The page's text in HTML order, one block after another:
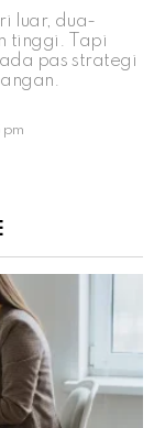
luar, dua-
tinggi. Tapi
pas strategi